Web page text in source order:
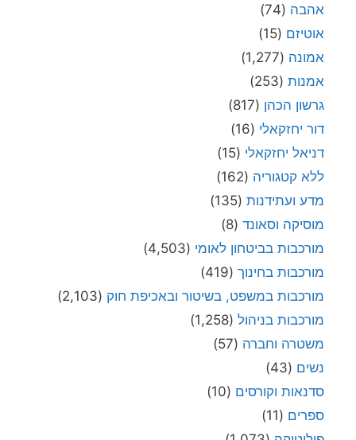
אהבה (74)
אוטיזם (15)
אמונה (1,277)
אמנות (253)
גרשון הכהן (817)
דור יחזקאלי (16)
דניאל יחזקאלי (15)
ללא קטגוריה (162)
מדע ועתידנות (135)
מוסיקה וסאונד (8)
מורכבות בביטחון לאומי (4,503)
מורכבות בחינוך (419)
מורכבות במשפט, בשיטור ובאכיפת חוק (2,103)
מורכבות בניהול (1,258)
משטרה וחברה (57)
נשים (43)
סדנאות וקורסים (10)
ספרים (11)